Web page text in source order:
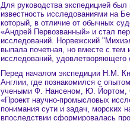
Для руководства экспедицией
известность исследованиями на
который, в отличие от обычных
«Андрей Первозванный» и стал
исследований. Норвежский
выпала почетная, но вместе с тем
исследований,
Перед началом экспедиции Н.М.
Англии, где познакомился с
учеными Ф. Нансеном, Ю. Йортом,
«Проект научно-промысловых
понимания сути и задач, морских
впоследствии сформировалась